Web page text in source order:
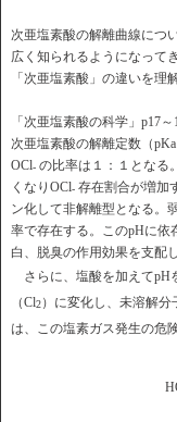
次亜塩素酸の解離曲線につ
広く知られるようになって
「次亜塩素酸」の違いを理
「次亜塩素酸の科学」p17
次亜塩素酸の解離定数（
OCl- の比率は１：１となる
くなりOCl- 存在割合が増加
ン化して非解離型となる。
率で存在する。このpHに依
白、脱臭の作用効果を支配
さらに、塩酸を加えてpH
（Cl2）に変化し、未溶解
は、この塩素ガス発生の危